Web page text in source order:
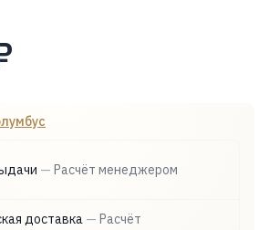
— Расчёт менеджером
доставка — Расчёт